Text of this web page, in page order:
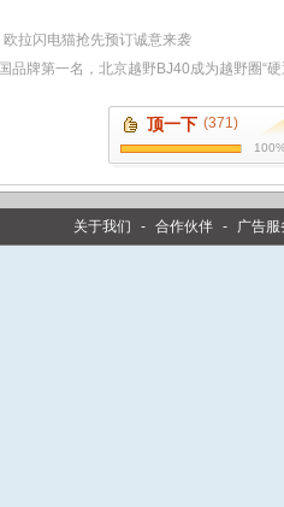
拉闪电猫抢先预订诚意来袭
品牌第一名，北京越野BJ40成为越野圈“硬
顶一下 (371)
关于我们 - 合作伙伴 - 广告服